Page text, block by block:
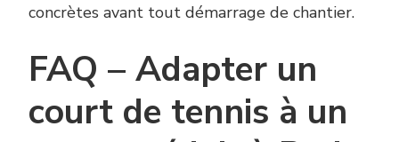
concrètes avant tout démarrage de chantier.
FAQ – Adapter un
court de tennis à un